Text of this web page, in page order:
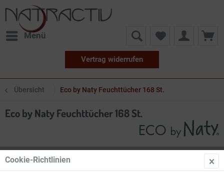
Menü
Vertrag widerrufen
Übersicht Eco by Naty Feuchttücher 168 St.
Eco by Naty Feuchttücher 168 St.
Cookie-Richtlinien